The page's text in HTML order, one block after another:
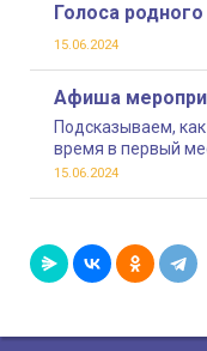
Голоса
15.06.2024
Афиша
Подсказываем,
время в первый
15.06.2024